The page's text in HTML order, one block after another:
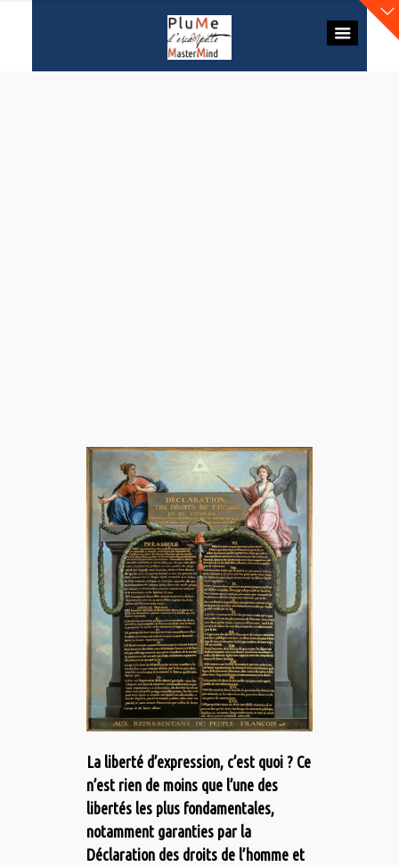
La liberté d’expression, c’est quoi ? Ce
n’est rien de moins que l’une des
libertés les plus fondamentales,
notamment garanties par la
Déclaration des droits de l’homme et